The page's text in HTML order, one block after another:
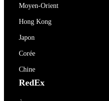
Moyen-Orient
Hong Kong
Japon
Corée
Chine
RedEx